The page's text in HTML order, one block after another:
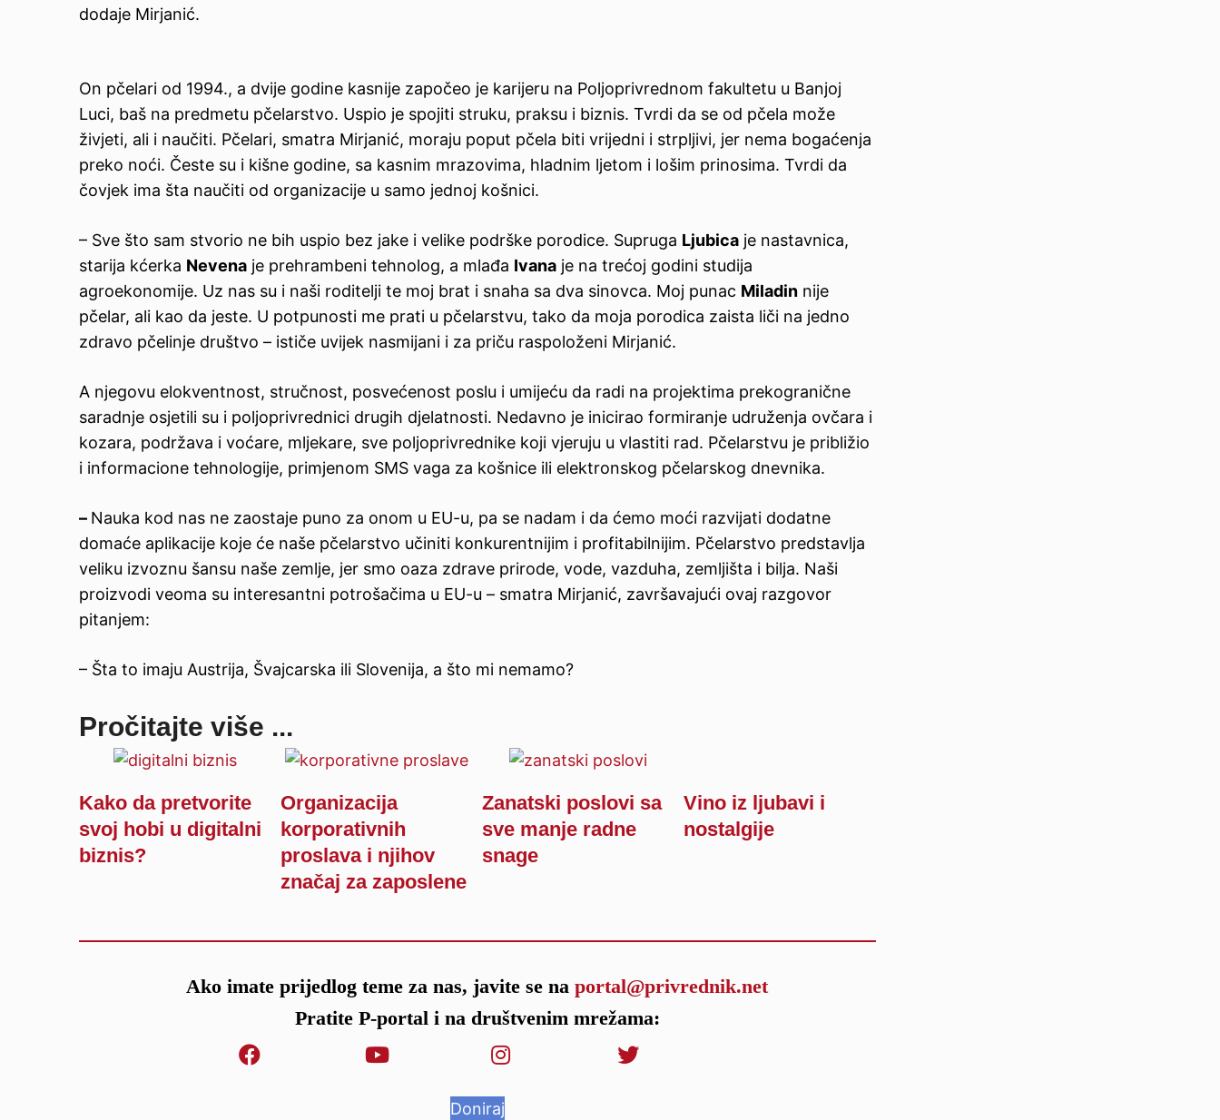
dodaje Mirjanić.
On pčelari od 1994., a dvije godine kasnije započeo je karijeru na Poljoprivrednom fakultetu u Banjoj
Luci, baš na predmetu pčelarstvo. Uspio je spojiti struku, praksu i biznis. Tvrdi da se od pčela može
živjeti, ali i naučiti. Pčelari, smatra Mirjanić, moraju poput pčela biti vrijedni i strpljivi, jer nema bogaćenja
preko noći. Česte su i kišne godine, sa kasnim mrazovima, hladnim ljetom i lošim prinosima. Tvrdi da
čovjek ima šta naučiti od organizacije u samo jednoj košnici.
– Sve što sam stvorio ne bih uspio bez jake i velike podrške porodice. Supruga Ljubica je nastavnica,
starija kćerka Nevena je prehrambeni tehnolog, a mlađa Ivana je na trećoj godini studija
agroekonomije. Uz nas su i naši roditelji te moj brat i snaha sa dva sinovca. Moj punac Miladin nije
pčelar, ali kao da jeste. U potpunosti me prati u pčelarstvu, tako da moja porodica zaista liči na jedno
zdravo pčelinje društvo – ističe uvijek nasmijani i za priču raspoloženi Mirjanić.
A njegovu elokventnost, stručnost, posvećenost poslu i umijeću da radi na projektima prekogranične
saradnje osjetili su i poljoprivrednici drugih djelatnosti. Nedavno je inicirao formiranje udruženja ovčara i
kozara, podržava i voćare, mljekare, sve poljoprivrednike koji vjeruju u vlastiti rad. Pčelarstvu je približio
i informacione tehnologije, primjenom SMS vaga za košnice ili elektronskog pčelarskog dnevnika.
– Nauka kod nas ne zaostaje puno za onom u EU-u, pa se nadam i da ćemo moći razvijati dodatne
domaće aplikacije koje će naše pčelarstvo učiniti konkurentnijim i profitabilnijim. Pčelarstvo predstavlja
veliku izvoznu šansu naše zemlje, jer smo oaza zdrave prirode, vode, vazduha, zemljišta i bilja. Naši
proizvodi veoma su interesantni potrošačima u EU-u – smatra Mirjanić, završavajući ovaj razgovor
pitanjem:
– Šta to imaju Austrija, Švajcarska ili Slovenija, a što mi nemamo?
Pročitajte više ...
Kako da pretvorite
svoj hobi u digitalni
biznis?
Organizacija
korporativnih
proslava i njihov
značaj za zaposlene
Zanatski poslovi sa
sve manje radne
snage
Vino iz ljubavi i
nostalgije
Ako imate prijedlog teme za nas, javite se naportal@privrednik.net
Pratite P-portal i na društvenim mrežama:
Doniraj